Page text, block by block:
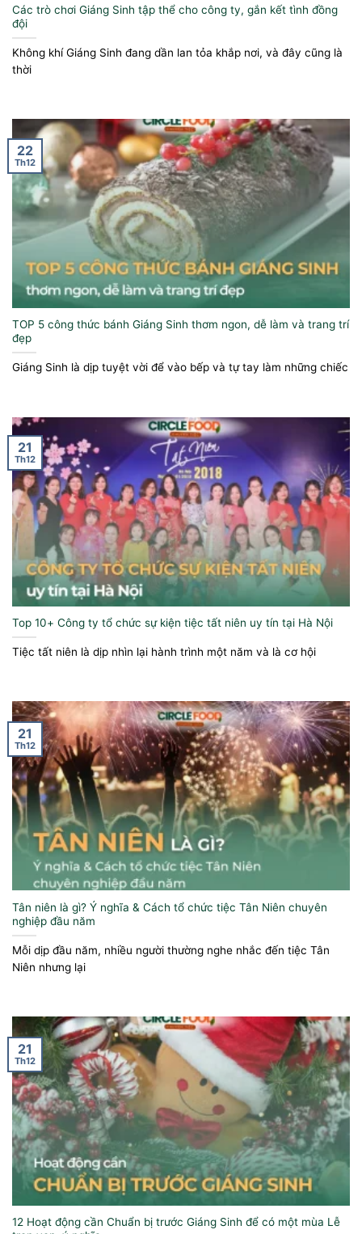
Các trò chơi Giáng Sinh tập thể cho công ty, gắn kết tình đồng
đội
Không khí Giáng Sinh đang dần lan tỏa khắp nơi, và đây cũng là
thời
TOP 5 công thức bánh Giáng Sinh thơm ngon, dễ làm và trang trí
đẹp
Giáng Sinh là dịp tuyệt vời để vào bếp và tự tay làm những chiếc
22
Th12
Top 10+ Công ty tổ chức sự kiện tiệc tất niên uy tín tại Hà Nội
Tiệc tất niên là dịp nhìn lại hành trình một năm và là cơ hội
21
Th12
Tân niên là gì? Ý nghĩa & Cách tổ chức tiệc Tân Niên chuyên
nghiệp đầu năm
Mỗi dịp đầu năm, nhiều người thường nghe nhắc đến tiệc Tân
Niên nhưng lại
21
Th12
12 Hoạt động cần Chuẩn bị trước Giáng Sinh để có một mùa Lễ
21
Th12